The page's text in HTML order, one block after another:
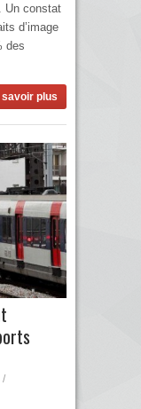
Un constat
d’image
des
savoir plus
/